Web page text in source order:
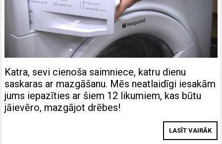
Katra, sevi cienoša saimniece, katru dienu
saskaras ar mazgāšanu. Mēs neatlaidīgi iesakām
jums iepazīties ar šiem 12 likumiem, kas būtu
jāievēro, mazgājot drēbes!
LASĪT VAIRĀK